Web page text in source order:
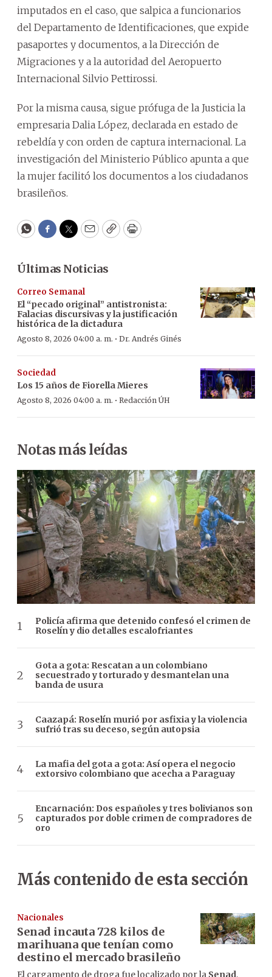
imputados en el caso, que salpica a funcionarios
del Departamento de Identificaciones, que expide
pasaportes y documentos, a la Dirección de
Migraciones y a la autoridad del Aeropuerto
Internacional Silvio Pettirossi.
Por la misma causa, sigue prófuga de la Justicia la
empresaria Dalia López, declarada en estado de
rebeldía y con orden de captura internacional. La
investigación del Ministerio Público apunta a que
la mujer facilitó los documentos a los ciudadanos
brasileños.
WhatsApp
Facebook
Twitter
EmailCopyPrint
Últimas Noticias
Correo Semanal
El “pecado original” antistronista:
Falacias discursivas y la justificación
histórica de la dictadura
Agosto 8, 2026 04:00 a. m. · Dr. Andrés Ginés
Sociedad
Los 15 años de Fiorella Mieres
Agosto 8, 2026 04:00 a. m. · Redacción ÚH
Notas más leídas
Policía afirma que detenido confesó el crimen de
Roselín y dio detalles escalofriantes
Gota a gota: Rescatan a un colombiano
secuestrado y torturado y desmantelan una
banda de usura
Caazapá: Roselín murió por asfixia y la violencia
sufrió tras su deceso, según autopsia
La mafia del gota a gota: Así opera el negocio
extorsivo colombiano que acecha a Paraguay
Encarnación: Dos españoles y tres bolivianos son
capturados por doble crimen de compradores de
oro
Más contenido de esta sección
Nacionales
Senad incauta 728 kilos de
marihuana que tenían como
destino el mercado brasileño
El cargamento de droga fue localizado por la Senad ,